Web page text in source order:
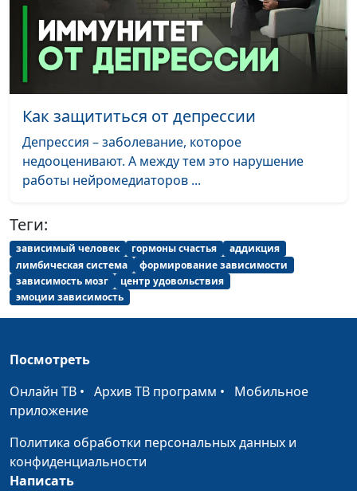
нации
Я смогу бросить
пить!
Антиалкогольная
диета
Сергей Смирнов,
руководитель социальных
проектов «За здоровый образ
жизни», член Лиги здоровья
нации
Я смогу бросить
пить! Я и
компания
Сергей Смирнов,
руководитель социальных
проектов «За здоровый образ
Я смогу бросить
пить! Полная
уверенность в
Сергей Смирнов,
руководитель социальных
проектов «За здоровый образ
Я смогу бросить
пить! Признать
проблему
руководитель социальных
проектов «За здоровый образ
нации
Я смогу бросить
Как защититься от депрессии
Депрессия – заболевание, которое
недооценивают. А между тем это нарушение
работы нейромедиаторов ...
Теги:
зависимый человек гормоны счастья
аддикция
лимбическая система
формирование зависимости
зависимость мозг
центр удовольствия
эмоции зависимость
Посмотреть
Онлайн ТВ • Архив ТВ программ • Мобильное
приложение
Политика обработки персональных данных и
конфиденциальности
Написать